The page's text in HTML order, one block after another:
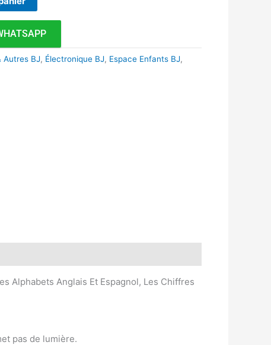
Autres BJ, Électronique BJ, Espace Enfants BJ,
Alphabets Anglais Et Espagnol, Les Chiffres
pas de lumière.